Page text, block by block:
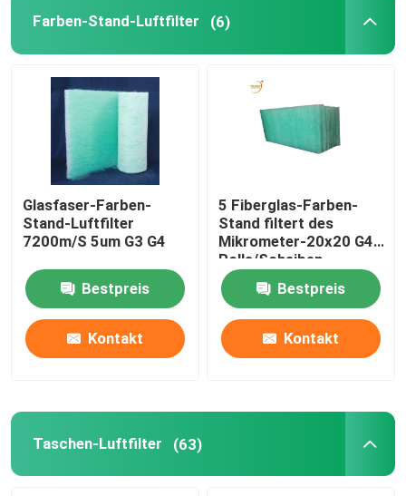
Luftfilter-Medien
Wasserfilter
Farben-Stand-Luftfilter (6)
Glasfaser-Farben-
Stand-Luftfilter
7200m/S 5um G3 G4
Bestpreis
Kontakt
5 Fiberglas-Farben-
Stand filtert des
Mikrometer-20x20 G4
Rolls/Scheiben
Bestpreis
Kontakt
Taschen-Luftfilter (63)